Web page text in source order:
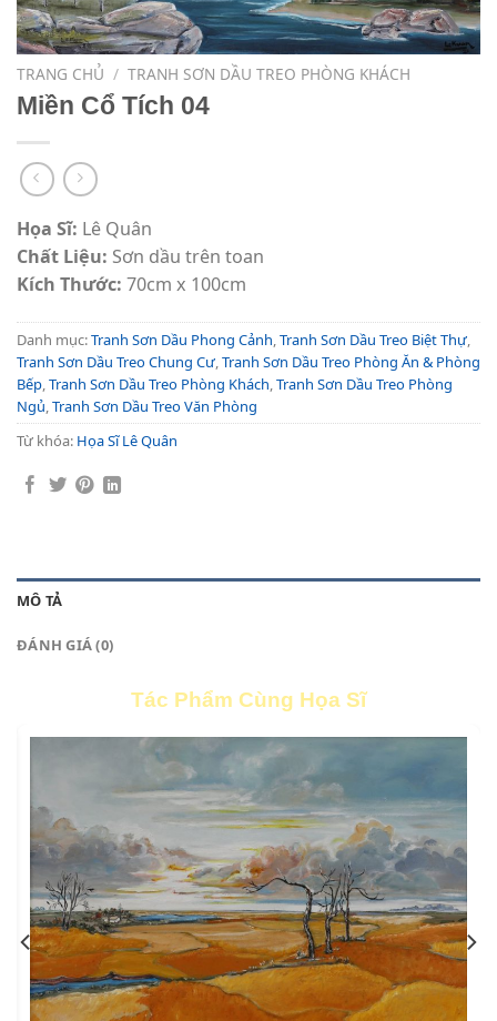
TRANG CHỦ / TRANH SƠN DẦU TREO PHÒNG KHÁCH
Miền Cổ Tích 04
Họa Sĩ: Lê Quân
Chất Liệu: Sơn dầu trên toan
Kích Thước: 70cm x 100cm
Danh mục:Tranh Sơn Dầu Phong Cảnh,Tranh Sơn Dầu Treo Biệt Thự,
Tranh Sơn Dầu Treo Chung Cư,Tranh Sơn Dầu Treo Phòng Ăn & Phòng
Bếp,Tranh Sơn Dầu Treo Phòng Khách,Tranh Sơn Dầu Treo Phòng
Ngủ,Tranh Sơn Dầu Treo Văn Phòng
Từ khóa: Họa Sĩ Lê Quân
MÔ TẢ
ĐÁNH GIÁ (0)
Tác Phẩm Cùng Họa Sĩ